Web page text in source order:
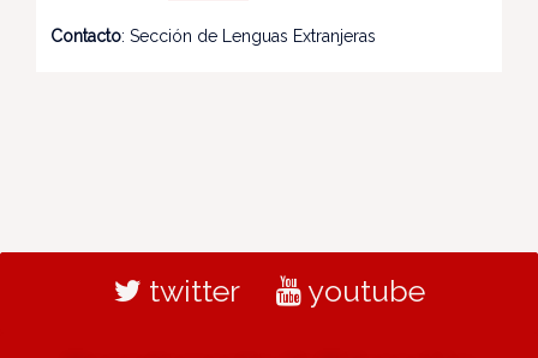
Contacto: Sección de Lenguas Extranjeras
twitter youtube